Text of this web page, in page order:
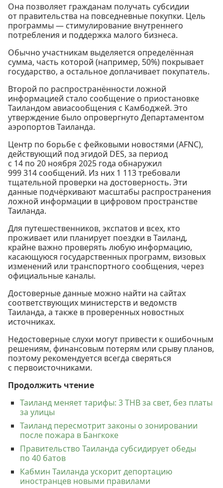
Она позволяет гражданам получать субсидии
от правительства на повседневные покупки. Цель
программы — стимулирование внутреннего
потребления и поддержка малого бизнеса.
Обычно участникам выделяется определённая
сумма, часть которой (например, 50%) покрывает
государство, а остальное доплачивает покупатель.
Второй по распространённости ложной
информацией стало сообщение о приостановке
Таиландом авиасообщения с Камбоджей. Это
утверждение было опровергнуто Департаментом
аэропортов Таиланда.
Центр по борьбе с фейковыми новостями (AFNC),
действующий под эгидой DES, за период
с 14 по 20 ноября 2025 года обнаружил
999 314 сообщений. Из них 1 113 требовали
тщательной проверки на достоверность. Эти
данные подчёркивают масштабы распространения
ложной информации в цифровом пространстве
Таиланда.
Для путешественников, экспатов и всех, кто
проживает или планирует поездки в Таиланд,
крайне важно проверять любую информацию,
касающуюся государственных программ, визовых
изменений или транспортного сообщения, через
официальные каналы.
Достоверные данные можно найти на сайтах
соответствующих министерств и ведомств
Таиланда, а также в проверенных новостных
источниках.
Недостоверные слухи могут привести к ошибочным
решениям, финансовым потерям или срыву планов,
поэтому рекомендуется всегда сверяться
с первоисточниками.
Продолжить чтение
Таиланд меняет тарифы: 3 THB за свет, без платы
за улицы
Таиланд пересмотрит законы о зонировании
после пожара в Бангкоке
Правительство Таиланда субсидирует обеды
по 40 батов
Кабмин Таиланда ускорит депортацию
иностранцев новыми правилами